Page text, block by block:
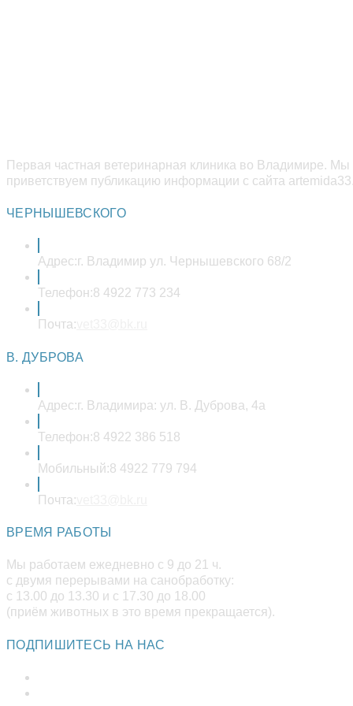
Первая частная ветеринарная клиника во Владимире.
приветствуем публикацию информации с сайта
ЧЕРНЫШЕВСКОГО
Адрес:г. Владимир ул. Чернышевского 68/2
Телефон:8 4922 773 234
Почта:
В. ДУБРОВА
Адрес:г. Владимира: ул. В. Дуброва, 4а
Телефон:8 4922 386 518
Мобильный:8 4922 779 794
Почта:
ВРЕМЯ РАБОТЫ
Мы работаем ежедневно с 9 до 21 ч.
с двумя перерывами на санобработку:
с 13.00 до 13.30 и с 17.30 до 18.00
(приём животных в это время прекращается).
ПОДПИШИТЕСЬ НА НАС